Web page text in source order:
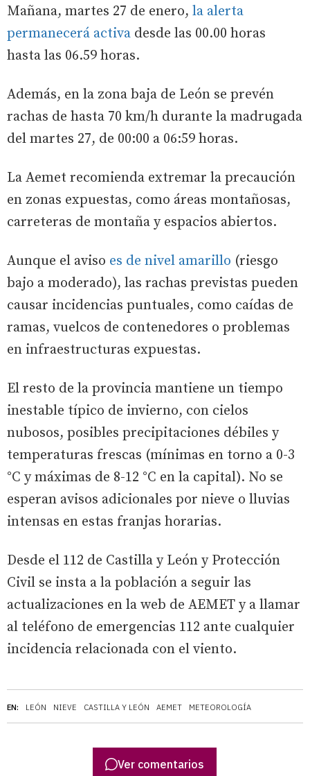
EN: LEÓN NIEVE CASTILLA Y LEÓN AEMET METEOROLOGÍA
Mañana, martes 27 de enero, la alerta
permanecerá activa desde las 00.00 horas
hasta las 06.59 horas.
Además, en la zona baja de León se prevén
rachas de hasta 70 km/h durante la madrugada
del martes 27, de 00:00 a 06:59 horas.
La Aemet recomienda extremar la precaución
en zonas expuestas, como áreas montañosas,
carreteras de montaña y espacios abiertos.
Aunque el aviso es de nivel amarillo (riesgo
bajo a moderado), las rachas previstas pueden
causar incidencias puntuales, como caídas de
ramas, vuelcos de contenedores o problemas
en infraestructuras expuestas.
El resto de la provincia mantiene un tiempo
inestable típico de invierno, con cielos
nubosos, posibles precipitaciones débiles y
temperaturas frescas (mínimas en torno a 0-3
°C y máximas de 8-12 °C en la capital). No se
esperan avisos adicionales por nieve o lluvias
intensas en estas franjas horarias.
Desde el 112 de Castilla y León y Protección
Civil se insta a la población a seguir las
actualizaciones en la web de AEMET y a llamar
al teléfono de emergencias 112 ante cualquier
incidencia relacionada con el viento.
Ver comentarios